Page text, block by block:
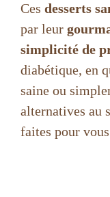
Ces desserts
par leur
simplicité de
diabétique, en
saine ou
alternatives au
faites pour